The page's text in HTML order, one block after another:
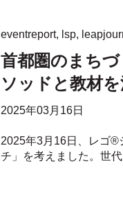
eventreport, lsp,
首都圏のまち
ソッドと教材
2025年03月16日
2025年3月16日、レゴ®
チ」を考えました。世